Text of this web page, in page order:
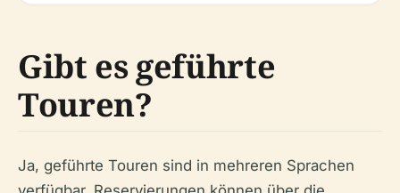
Gibt es geführte
Touren?
Ja, geführte Touren sind in mehreren Sprachen